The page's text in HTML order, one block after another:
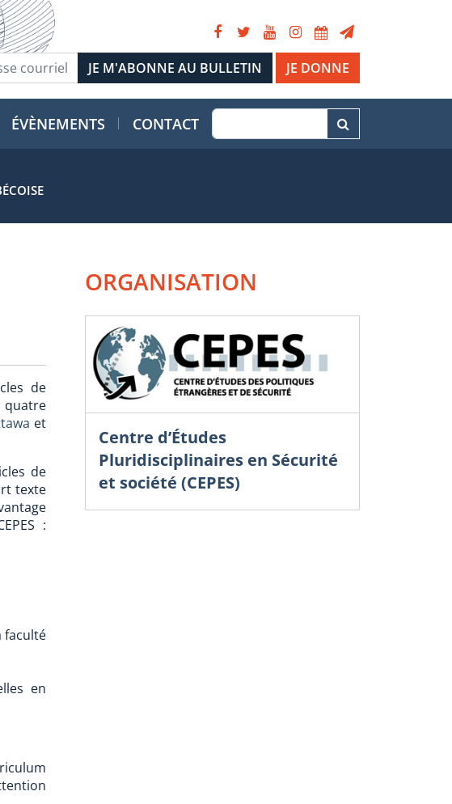
JE DONNE
ÉVÈNEMENTS CONTACT
de
et
de
texte
:
faculté
en
ORGANISATION
Centre d’Études
Pluridisciplinaires en Sécurité
et société (CEPES)